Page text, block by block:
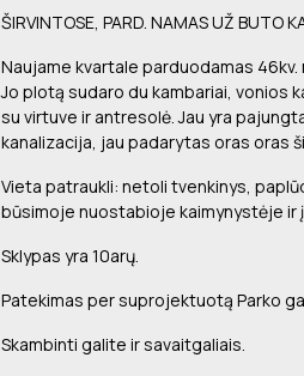
ŠIRVINTOSE, PARD. NAMAS UŽ BUTO
Naujame kvartale parduodamas
Jo plotą sudaro du kambariai, vonios
su virtuve ir antresolė. Jau yra
kanalizacija, jau padarytas oras oras
Vieta patraukli: netoli tvenkinys,
būsimoje nuostabioje kaimynystėje ir
Sklypas yra 10arų.
Patekimas per suprojektuotą Parko
Skambinti galite ir savaitgaliais.